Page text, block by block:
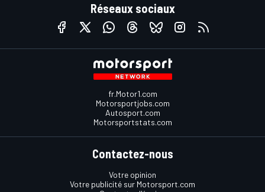
Réseaux sociaux
fr.Motor1.com
Motorsportjobs.com
Autosport.com
Motorsportstats.com
Contactez-nous
Votre opinion
Votre publicité sur Motorsport.com